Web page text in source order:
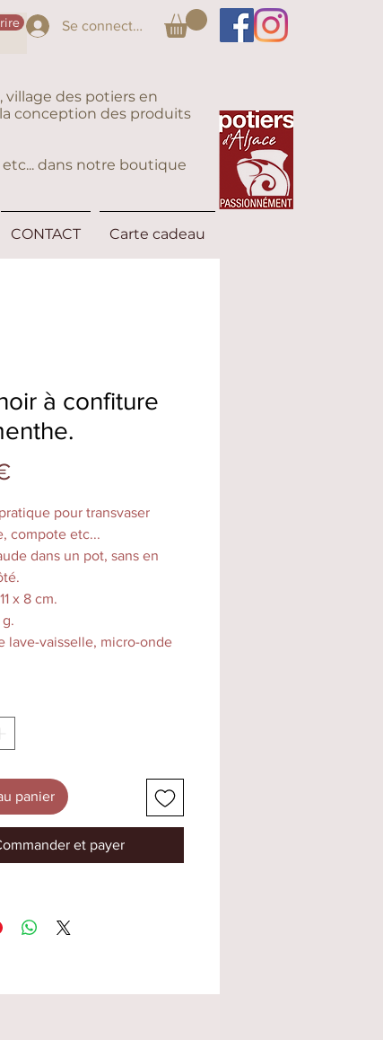
Se connecter
, village des potiers en
conception des produits
etc... dans notre boutique
CONTACT Carte cadeau
à confiture
Prix
pour transvaser
compote etc...
dans un pot, sans en
x 8 cm.
g.
lave-vaisselle, micro-onde
et la nuance de couleur peut
la cuisson.
panier
et payer